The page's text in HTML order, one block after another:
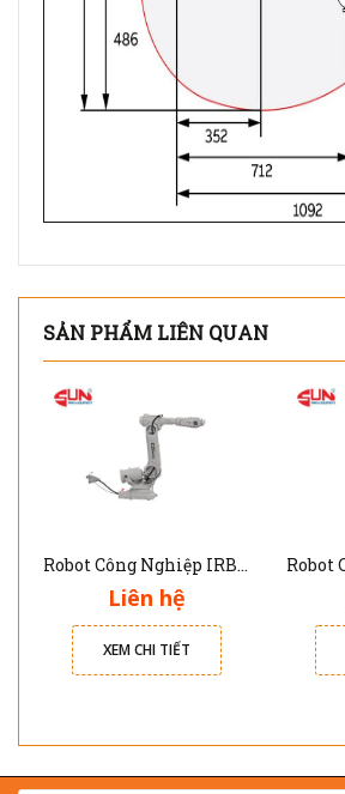
SẢN PHẨM LIÊN QUAN
Robot Công Nghiệp IRB 6790
Liên hệ
XEM CHI TIẾT